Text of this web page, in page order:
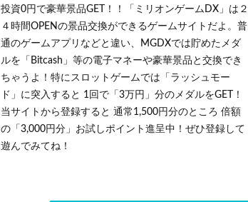
投資0円で豪華景品GET！！「ミリオンゲームDX」は２
４時間OPENの景品交換ができるゲームサイトだよ。普
通のゲームアプリなどと違い、MGDXでは貯めたメダ
ルを「Bitcash」等の電子マネーや豪華景品と交換でき
ちゃうよ！特にスロットゲームでは「ラッシュモー
ド」に突入すると 1回で「3万円」分のメダルをGET！
当サイトから登録すると 通常1,500円分のところ 倍額
の「3,000円分」お試しポイント進呈中！ぜひ登録して
遊んでみてね！